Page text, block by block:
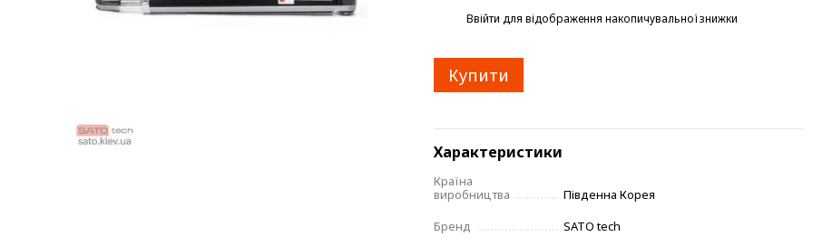
Ввійти для відображення накопичувальної знижки
Купити
Характеристики
Країна
виробництва
Південна Корея
Бренд
SATO tech